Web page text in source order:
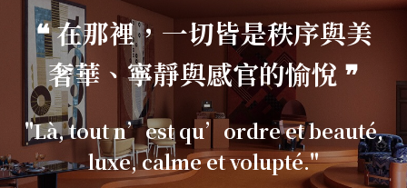
❝ 在那裡，一切皆是秩序與美
奢華、寧靜與感官的愉悅 ❞
"Là, tout n’est qu’ordre et beauté,
luxe, calme et volupté."